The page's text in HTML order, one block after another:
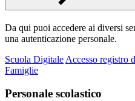
Da qui puoi accedere ai diversi
una autenticazione personale.
Scuola Digitale Accesso registro
Famiglie
Personale scolastico